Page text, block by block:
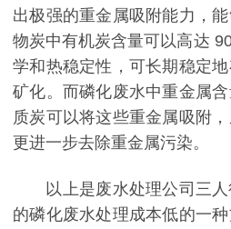
出极强的重金属吸附能力，
物炭中有机炭含量可以高达
学和热稳定性，可长期稳定
矿化。而磷化废水中重金属
质炭可以将这些重金属吸附
更进一步去除重金属污染。
以上是废水处理公司三
的磷化废水处理成本低的一